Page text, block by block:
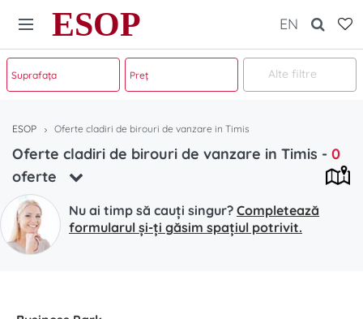
ESOP EN
Alte filtre
ESOP Oferte cladiri de birouri de vanzare in Timis
Oferte cladiri de birouri de vanzare in Timis - 0
oferte
Nu ai timp să cauți singur? Completează
formularul și-ți găsim spațiul potrivit.